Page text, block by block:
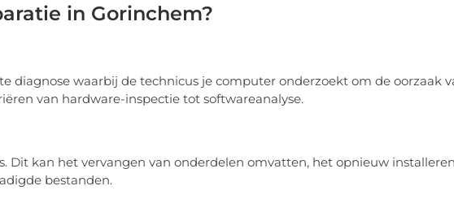
in Gorinchem?
diagnose waarbij de technicus je computer onderzoekt om de oorzaak
van hardware-inspectie tot softwareanalyse.
Dit kan het vervangen van onderdelen omvatten, het opnieuw
bestanden.